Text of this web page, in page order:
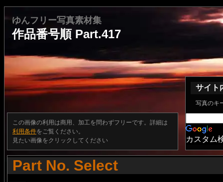
ゆんフリー写真素材集
作品番号順 Part.417
この画像の利用は商用、加工を問わずフリーです。詳細は
利用条件をご覧ください。
見たい画像をクリックしてください
サイト
写真のキ
カスタム
Part No. Select